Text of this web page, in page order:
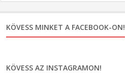
KÖVESS MINKET A FACEBOOK-ON!
KÖVESS AZ INSTAGRAMON!